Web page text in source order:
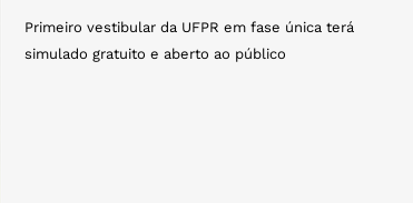
Primeiro vestibular da UFPR em fase única terá
simulado gratuito e aberto ao público